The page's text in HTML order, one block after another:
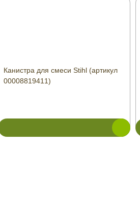
Канистра для смеси Stihl (артикул
00008819411)